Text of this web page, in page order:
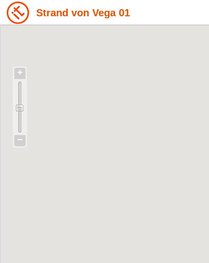
Strand von Vega 01
+
−